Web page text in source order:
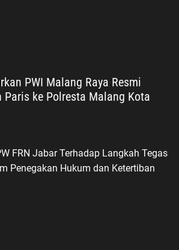
PWI Malang Raya Resmi
Paris ke Polresta Malang Kota